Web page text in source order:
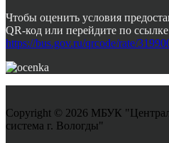
Чтобы оценить условия
QR-код или перейдите по ссылке
https://bus.gov.ru/qrcode/rate/
Copyright © 2026 МБУК
система г. Вологды"